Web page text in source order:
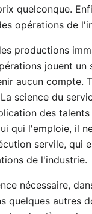
quelconque.
opérations de
productions
jouent un
aucun compte.
science du
des
qui l'emploie, il
servile, qui
de l'industrie.
nécessaire,
quelques autres